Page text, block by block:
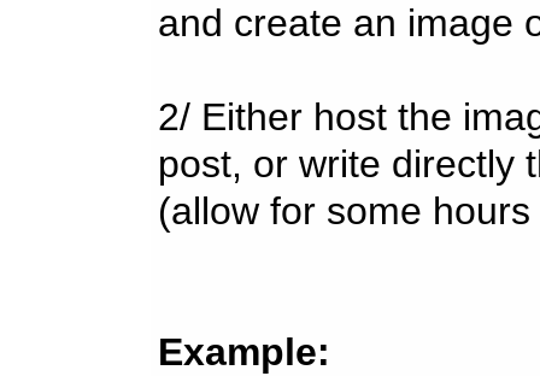
and create an image
2/ Either host the
post, or write directly
(allow for some
Example: